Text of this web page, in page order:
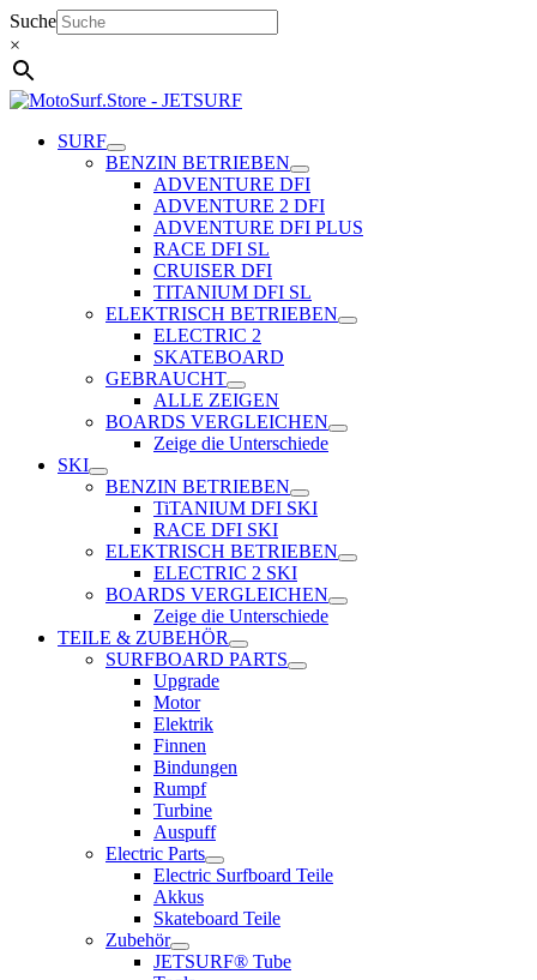
Zum
Inhalt
springen
Suche
×
SURF
BENZIN BETRIEBEN
ADVENTURE DFI
ADVENTURE 2 DFI
ADVENTURE DFI PLUS
RACE DFI SL
CRUISER DFI
TITANIUM DFI SL
ELEKTRISCH BETRIEBEN
ELECTRIC 2
SKATEBOARD
GEBRAUCHT
ALLE ZEIGEN
BOARDS VERGLEICHEN
Zeige die Unterschiede
SKI
BENZIN BETRIEBEN
TiTANIUM DFI SKI
RACE DFI SKI
ELEKTRISCH BETRIEBEN
ELECTRIC 2 SKI
BOARDS VERGLEICHEN
Zeige die Unterschiede
TEILE & ZUBEHÖR
SURFBOARD PARTS
Upgrade
Motor
Elektrik
Finnen
Bindungen
Rumpf
Turbine
Auspuff
Electric Parts
Electric Surfboard Teile
Akkus
Skateboard Teile
Zubehör
JETSURF® Tube